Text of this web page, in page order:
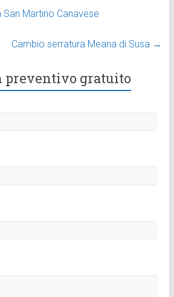
Martino Canavese
Cambio serratura Meana di Susa →
preventivo gratuito